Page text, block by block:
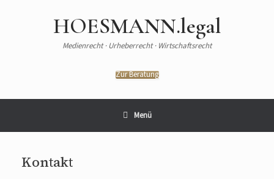
HOESMANN.legal
Medienrecht · Urheberrecht · Wirtschaftsrecht
Zur Beratung
Menü
Kontakt